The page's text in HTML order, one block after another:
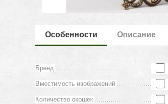
Особенности Описание
Бренд
Вместимость изображений
Количество окошек